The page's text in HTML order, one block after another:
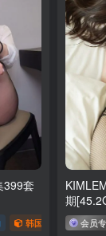
399套
韩国（korea） #
期
会员